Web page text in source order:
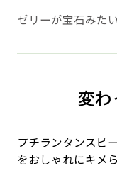
ゼリーが宝石みた
変
プチランタンスピ
をおしゃれにキメ